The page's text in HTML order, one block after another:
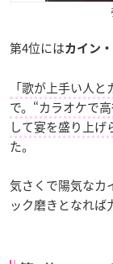
第4位にはカイン
「歌が上手い人
で。“カラオケで
して宴を盛り上げ
た。
気さくで陽気なカ
ック磨きとなれば